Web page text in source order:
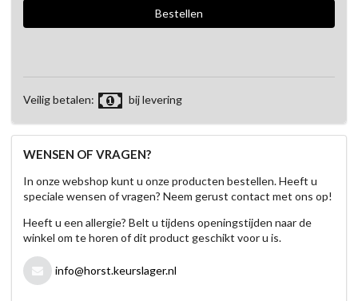
Veilig betalen: bij levering
WENSEN OF VRAGEN?
In onze webshop kunt u onze producten bestellen. Heeft u
speciale wensen of vragen? Neem gerust contact met ons op!
Heeft u een allergie? Belt u tijdens openingstijden naar de
winkel om te horen of dit product geschikt voor u is.
info@horst.keurslager.nl